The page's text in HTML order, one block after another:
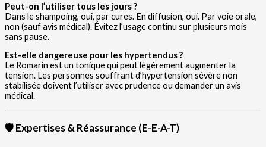
Peut-on l’utiliser tous les jours ?
Dans le shampoing, oui, par cures. En diffusion, oui. Par voie orale,
non (sauf avis médical). Évitez l’usage continu sur plusieurs mois
sans pause.
Est-elle dangereuse pour les hypertendus ?
Le Romarin est un tonique qui peut légèrement augmenter la
tension. Les personnes souffrant d’hypertension sévère non
stabilisée doivent l’utiliser avec prudence ou demander un avis
médical.
🛡️ Expertises & Réassurance (E-E-A-T)